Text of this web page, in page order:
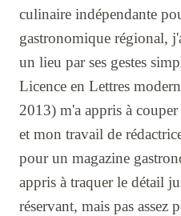
culinaire indépendante
gastronomique régional,
un lieu par ses gestes
Licence en Lettres
2013) m'a appris à couper
et mon travail de
pour un magazine
appris à traquer le détail
réservant, mais pas assez